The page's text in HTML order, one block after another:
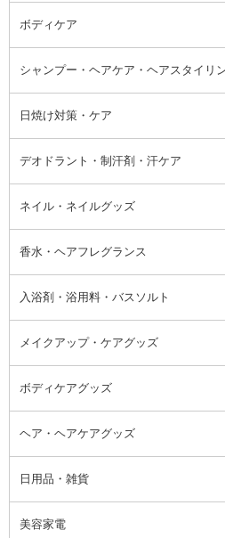
美容液
オールインワン化粧品 フ
フェイスオイル・バーム
ブースター・導入液
洗い流すパック・マスク
リップクリーム・リップケア
顔用マッサージ料
BBクリーム
コンシーラー フ
フェイスパウダー
メイクアップ全て
まつげ美容液 つ
アイシャドウ
アイブロウ・眉マスカラ
チーク
ハイライト・シェーディング
ボディケア
ボディケア全て
ボ
け
ボディケア
レッグ・フットケア
バストケア
ネイルケア
脱毛・除毛ケア
シャンプー・ヘアケア・ヘアスタイリ
シャンプー・ヘアケア・ヘアスタ
イリング全て
洗い流さないトリートメント
ヘアスタイリング剤
頭皮ケア・育毛剤
その他シャンプー・ヘアケア・ヘ
アスタイリング
日焼け対策・ケア
日焼け対策・ケア全て
サンオイル・タンニング
その他日焼け対策・UVケア
デオドラント・制汗剤・汗ケア
デオドラント・制汗剤・汗ケア全
て
フット用デオドラント・制汗剤・
汗ケア
ネイル・ネイルグッズ
ネイル・ネイルグッズ全て
ジェルネイル
リムーバー・除光液
香水・ヘアフレグランス
香水・ヘアフレグランス全て
フレグランスミスト
その他香水・ヘアフレグランス
入浴剤・浴用料・バスソルト
入浴剤・浴用料・バスソルト全て
バスソルト
メイクアップ・ケアグッズ
メイクアップ・ケアグッズ全て
コットン・綿棒
洗顔グッズ
ブラシ・チップ
ボディケアグッズ
ボディケアグッズ全て
マッサージ・ボディケアグッズ
かかと・角質ケアグッズ
ヘア・ヘアケアグッズ
ヘア・ヘアケアグッズ全て
ヘアゴム
日用品・雑貨
日用品・雑貨全て
美容家電